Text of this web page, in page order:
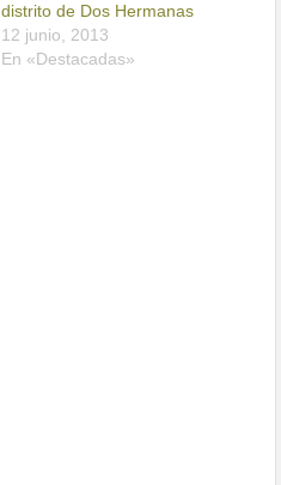
distrito de Dos Hermanas
12 junio, 2013
En «Destacadas»